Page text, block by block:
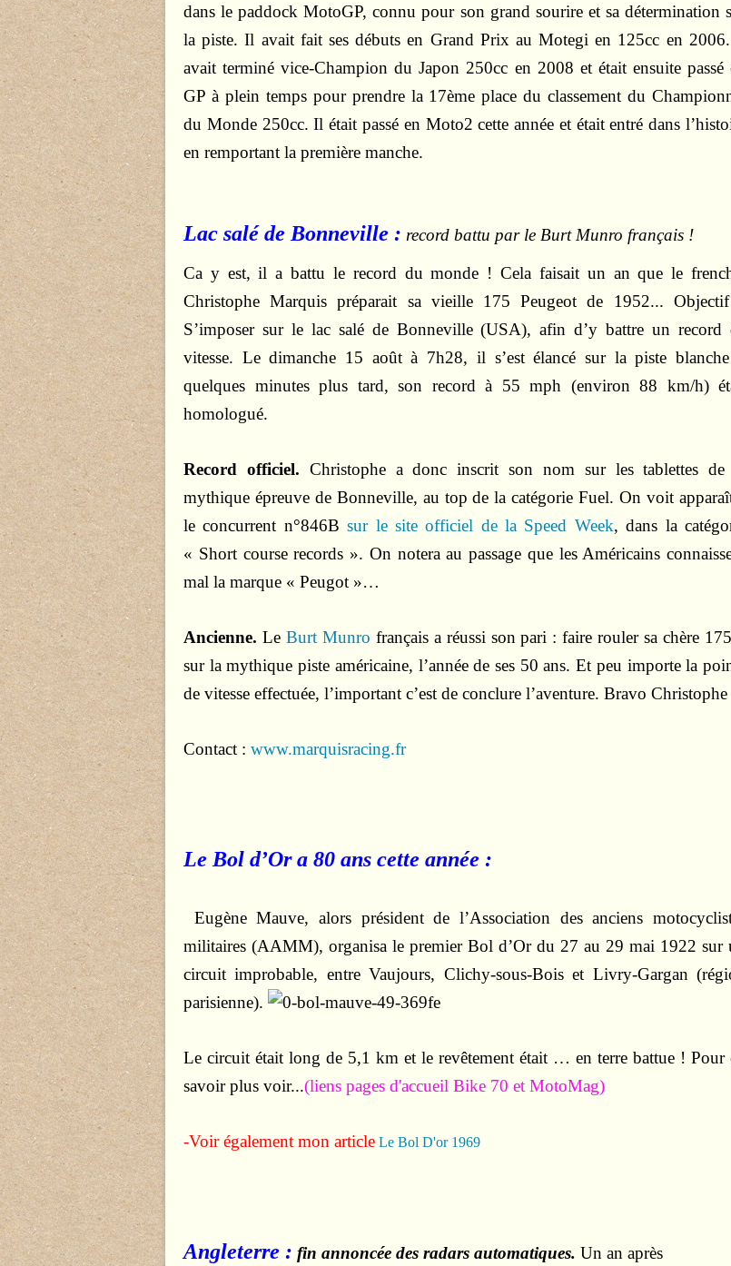
dans le paddock MotoGP, connu pour son grand sourire et sa détermination
la piste. Il avait fait ses débuts en Grand Prix au Motegi en 125cc en
avait terminé vice-Champion du Japon 250cc en 2008 et était ensuite passé
GP à plein temps pour prendre la 17ème place du classement du
du Monde 250cc. Il était passé en Moto2 cette année et était entré dans
en remportant la première manche.
Lac salé de Bonneville : record battu par le Burt Munro français !
Ca y est, il a battu le record du monde ! Cela faisait un an que le
Christophe Marquis préparait sa vieille 175 Peugeot de 1952...
S’imposer sur le lac salé de Bonneville (USA), afin d’y battre un record
vitesse. Le dimanche 15 août à 7h28, il s’est élancé sur la piste
quelques minutes plus tard, son record à 55 mph (environ 88 km/h)
homologué.
Record officiel. Christophe a donc inscrit son nom sur les tablettes
mythique épreuve de Bonneville, au top de la catégorie Fuel. On voit
le concurrent n°846Bsur le site officiel de la Speed Week, dans la
« Short course records ». On notera au passage que les Américains
mal la marque « Peugot »…
Ancienne. Le Burt Munro français a réussi son pari : faire rouler sa chère
sur la mythique piste américaine, l’année de ses 50 ans. Et peu importe la
de vitesse effectuée, l’important c’est de conclure l’aventure. Bravo
Contact : www.marquisracing.fr
Le Bol d’Or a 80 ans cette année :
Eugène Mauve, alors président de l’Association des anciens
militaires (AAMM), organisa le premier Bol d’Or du 27 au 29 mai 1922 sur
circuit improbable, entre Vaujours, Clichy-sous-Bois et Livry-Gargan
parisienne).
Le circuit était long de 5,1 km et le revêtement était … en terre battue ! Pour
savoir plus voir...(liens pages d'accueil Bike 70 et MotoMag)
-Voir également mon article Le Bol D'or 1969
Angleterre : fin annoncée des radars automatiques. Un an après